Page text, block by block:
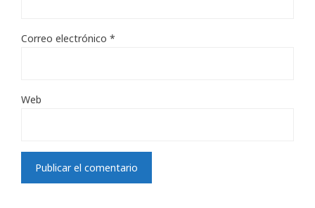
Correo electrónico *
Web